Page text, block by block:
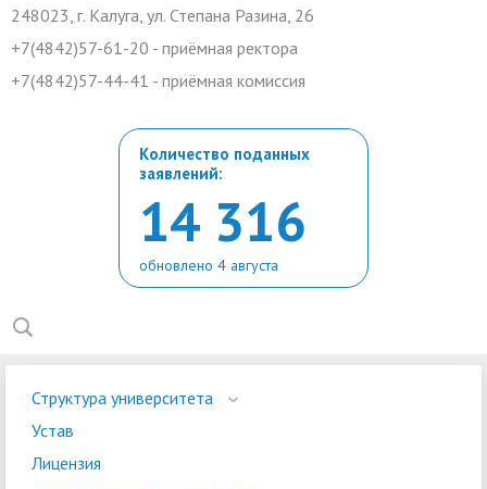
248023, г. Калуга, ул. Степана Разина, 26
+7(4842)57-61-20 - приёмная ректора
+7(4842)57-44-41 - приёмная комиссия
Количество поданных
заявлений:
14 316
обновлено 4 августа
Структура университета
Устав
Лицензия